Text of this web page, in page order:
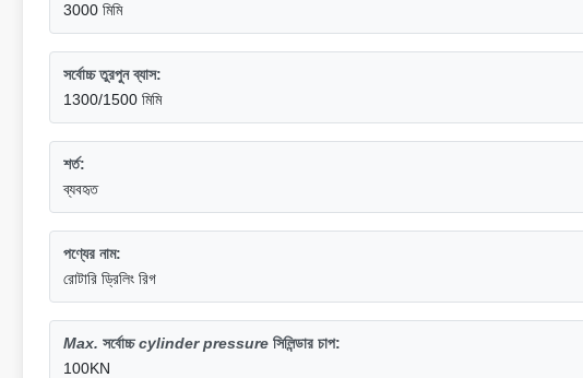
3000 মিমি
সর্বোচ্চ তুরপুন ব্যাস:
1300/1500 মিমি
শর্ত:
ব্যবহৃত
পণ্যের নাম:
রোটারি ড্রিলিং রিগ
Max. সর্বোচ্চ cylinder pressure সিলিন্ডার চাপ:
100KN